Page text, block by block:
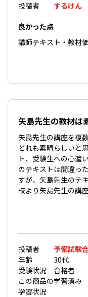
投稿者 するけん
良かった点
講師テキスト・教材
矢島先生の教材は
矢島先生の講座を複
どれも素晴らしいと
ト、受験生への心遣
のテキストは間違っ
すが、矢島先生のテ
校より矢島先生の講
投稿者
予備試験
年齢
30代
受験状況
合格者
この商品の
学習状況
学習済み